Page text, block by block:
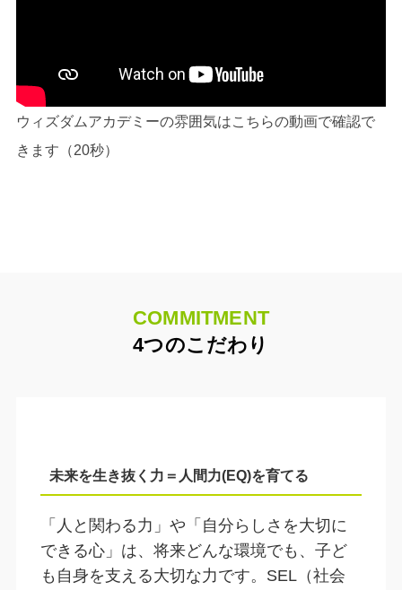
ウィズダムアカデミーの雰囲気はこちらの動画で確認で
きます（20秒）
COMMITMENT
4つのこだわり
未来を生き抜く力＝人間力(EQ)を育てる
「人と関わる力」や「自分らしさを大切に
できる心」は、将来どんな環境でも、子ど
も自身を支える大切な力です。SEL（社会